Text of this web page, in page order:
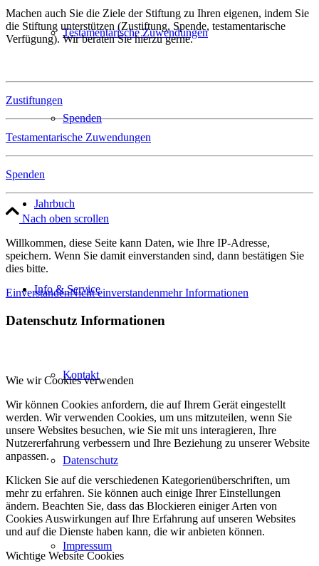
Testamentarische Zuwendungen
Spenden
Jahrbuch
Info & Service
Kontakt
Datenschutz
Impressum
Machen auch Sie die Ziele der Stiftung zu Ihren eigenen, indem Sie
die Stiftung unterstützen (Zustiftung, Spende, testamentarische
Verfügung). Wir beraten Sie hierzu gerne.
Zustiftungen
Testamentarische Zuwendungen
Spenden
Nach oben scrollen
Willkommen, diese Seite kann Daten, wie Ihre IP-Adresse,
speichern. Wenn Sie damit einverstanden sind, dann bestätigen Sie
dies bitte.
EinverstandenNicht einverstandenmehr Informationen
Datenschutz Informationen
Wie wir Cookies verwenden
Wir können Cookies anfordern, die auf Ihrem Gerät eingestellt
werden. Wir verwenden Cookies, um uns mitzuteilen, wenn Sie
unsere Websites besuchen, wie Sie mit uns interagieren, Ihre
Nutzererfahrung verbessern und Ihre Beziehung zu unserer Website
anpassen.
Klicken Sie auf die verschiedenen Kategorienüberschriften, um
mehr zu erfahren. Sie können auch einige Ihrer Einstellungen
ändern. Beachten Sie, dass das Blockieren einiger Arten von
Cookies Auswirkungen auf Ihre Erfahrung auf unseren Websites
und auf die Dienste haben kann, die wir anbieten können.
Wichtige Website Cookies